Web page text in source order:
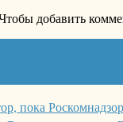
добавить
пока